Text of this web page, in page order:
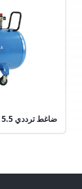
ضاغط ترددي 5.5 حصان (500 لتر)